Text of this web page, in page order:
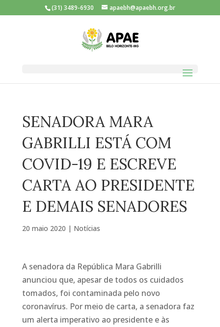
(31) 3489-6930 apaebh@apaebh.org.br
SENADORA MARA
GABRILLI ESTÁ COM
COVID-19 E ESCREVE
CARTA AO PRESIDENTE
E DEMAIS SENADORES
20 maio 2020 | Notícias
A senadora da República Mara Gabrilli
anunciou que, apesar de todos os cuidados
tomados, foi contaminada pelo novo
coronavírus. Por meio de carta, a senadora faz
um alerta imperativo ao presidente e às